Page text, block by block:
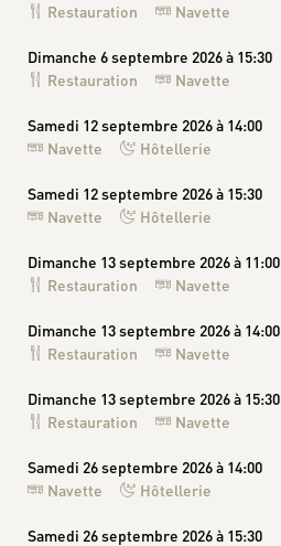
Restauration
Navette
Dimanche 6 septembre 2026 à 15:30
Restauration
Navette
Samedi 12 septembre 2026 à 14:00
Navette
Hôtellerie
Samedi 12 septembre 2026 à 15:30
Navette
Hôtellerie
Dimanche 13 septembre 2026 à 11:00
Restauration
Navette
Dimanche 13 septembre 2026 à 14:00
Restauration
Navette
Dimanche 13 septembre 2026 à 15:30
Restauration
Navette
Samedi 26 septembre 2026 à 14:00
Navette
Hôtellerie
Samedi 26 septembre 2026 à 15:30